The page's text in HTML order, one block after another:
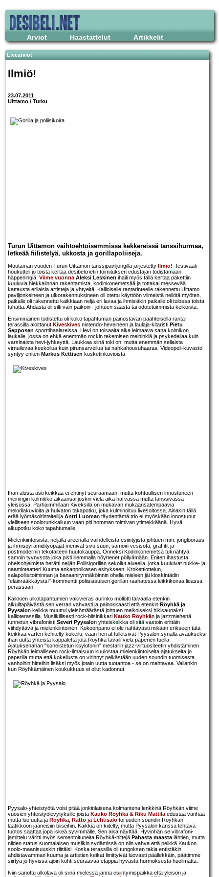
Arviot Haastattelut Artikkelit
Livearviot
Ilmiö!
23.07.2011
Uittamo / Turku
Turun Uittamon vaihtoehtoisemmissa kekkereissä tanssihurmaa,
letkeää fiilistelyä, ukkosta ja gorillapoliiseja.
Muutaman vuoden Turun Uittamon tanssipaviljongilla järjestetty Ilmiö! -festivaali
houkutteli jo toista kertaa desibeli.netin toimituksen edustajan todistamaan
häppeningiä. Viime vuonna Aleksi Leskinen ihaili myös tällä kertaa pakettiin
kuuluvia hiekkalinnan rakentamista, kodinkonemetsää ja tottakai messevää
kattausta erilaisia artisteja ja yhtyeitä. Kallioiselle rantarinteelle rakennettu Uittamo
paviljonkeineen ja ulkorakennuksineen oli otettu käyttöön viimeistä neliötä myöten,
paikalle oli rakennettu kaikkiaan neljä eri lavaa ja ihmisiäkin paikalle oli tulossa toista
tuhatta. Ahdasta oli silti vain paikoin - johtuen säästä tai odotetuimmista keikoista.
Ensimmäinen todistettu oli koko tapahtuman painostavan paahteisella ranta-
terassilla aloittanut Kiveskives nintendo-heveineen ja laulaja-kitaristi Pietu
Sepposen sporttihaalareissa. Hevi on toisaalta aika leimaava sana kolmikon
laukalle, jossa on ehkä enemmän rockin tekemisen meininkiä ja psykedeliaa kuin
varsinaista hevi-jyhkeyttä. Laukkaa siinä toki on, mutta enemmän sellaista
virnuilevaa keekoilua kuin pirunsarveilua tai nahkahousuhaaraa. Videopeli-kuvasto
syntyy eniten Markus Kettisen kosketinkuvioista.
Ihan alusta asti keikkaa ei ehtinyt seuraamaan, mutta kohtuullisen innostuneen
meiningin kolmikko aikaansai joskin vielä aika harvassa mutta tanssivassa
yleisössä. Parhaimmillaan Kiveksillä on mukavan mukaansatempaavia
melodiakuvioita ja hulvaton takapotku, joka kulminoituu livesoitossa. Ainakin tällä
erää lyömäsoitintaiteilija Antti Luoman täydentämä trio ei myöskään innostunut
ylelliseen soolorunkkailuun vaan piti homman toimivan ytimekkäänä. Hyvä
alkupotku koko tapahtumalle.
Mielenkiintoisista, neljällä areenalla vaihdelleista esiintyjistä johtuen mm. jonglööraus-
ja ihmispyramidityöpajat menivät sivu suun, samoin vesisota, graffitit ja
postmodernin tekotaiteen huutokauppa. Onneksi Kodinkonemetsä tuli nähtyä,
samoin tyynysota joka pisti illemmalla höyhenet pöllyämään. Eniten ihastusta
oheisohjelmista herätti neljän Poliisigorillan sekoilut alueella, jotka kuuluivat nukke- ja
naamioteatteri Kuuma ankanpoikasen esitykseen. Krokettiottelun,
salapoliisitoiminnan ja banaanirynnäköinnin ohella mieleen jäi kioskintädin
"eläinrääkkäystä!"-kommentti poliisiasuisen gorillan raahatessa leikkikoiraa lieassa
perässään.
Kaikkien ulkotapahtumien vakivieras aurinko möllötti taivaalla etenkin
alkuiltapäivästä sen verran vahvasti ja painokkaasti että etenkin Röyhkä ja
Pyysalon keikka muuttui yleisömäärästä johtuen melkoiseksi hikisaunaksi
kallioterassilla. Musiikillisesti rock-biisinikkari Kauko Röyhkän ja jazzmiehenä
tunnetun vibrafonisti Severi Pyysalon yhteiskeikka oli sitä vastoin erittäin
viihdyttävä ja mielenkiintoinen. Kokoonpano ei ole nähtävästi mikään erikseen tätä
keikkaa varten kehitelty kokeilu, vaan herrat tulkitsivat Pyysalon synalla avaukseksi
ihan uutta yhteistä kappaletta jota Röyhkä tavaili vielä paperien tuella.
Ajatuksenahan "koneistetun ksylofonin" mestarin jazz-virtuositeetin yhdistäminen
Röyhkän leimalliseen rock-ilmaisuun kuulostaa mielenkiintoiselta ajatukselta jo
paperilla mutta että kokeilusta on virinnyt pelkästään uuden soundin tuomisesta
vanhoihin hitteihin lisäksi myös jotain uutta tuotantoa - se on mahtavaa. Vallankin
kun Röyhkämäinen koukukkuus ei ollut kadonnut.
Pyysalo-yhteistyötä voisi pitää jonkinlaisena kolmantena lenkkinä Röyhkän viime
vuosien yhteistyölevytyksille joista Kauko Röyhkä & Riku Mattilaedustaa vanhaa
mutta luo uutta ja Röyhkä, Rättö ja Lehtisalo toi uuden soundin Röyhkän
laatikkoon jääneisiin biiseihin. Kaikkia on kiitelty, mutta Pyysalon kanssa tehtävä
tuotos saattaa jopa iskeä syvimmälle. Sen aika näyttää. Hyvinhän se vibrafoni-
jamittelu väritti myös sementoituneita Röyhkä-hittejä Pahasta maastalähtien, mutta
niiden status suomalaisen musiikin sydämissä on niin vahva että pelkkä Kaukon
soolo-maanisuuskin riittäisi. Koska terassilla oli tungoksen takia entistäkin
ahdistavamman kuuma ja artistien keikat limittyivät luovasti päällekkäin, päätimme
siirtyä jo hyvissä ajoin kohti seuraavaa etappia hyvästä hurmoksesta huolimatta.
Niin sanottu ulkolava oli siinä mielessä jännä esiintymispaikka että yleisön ja